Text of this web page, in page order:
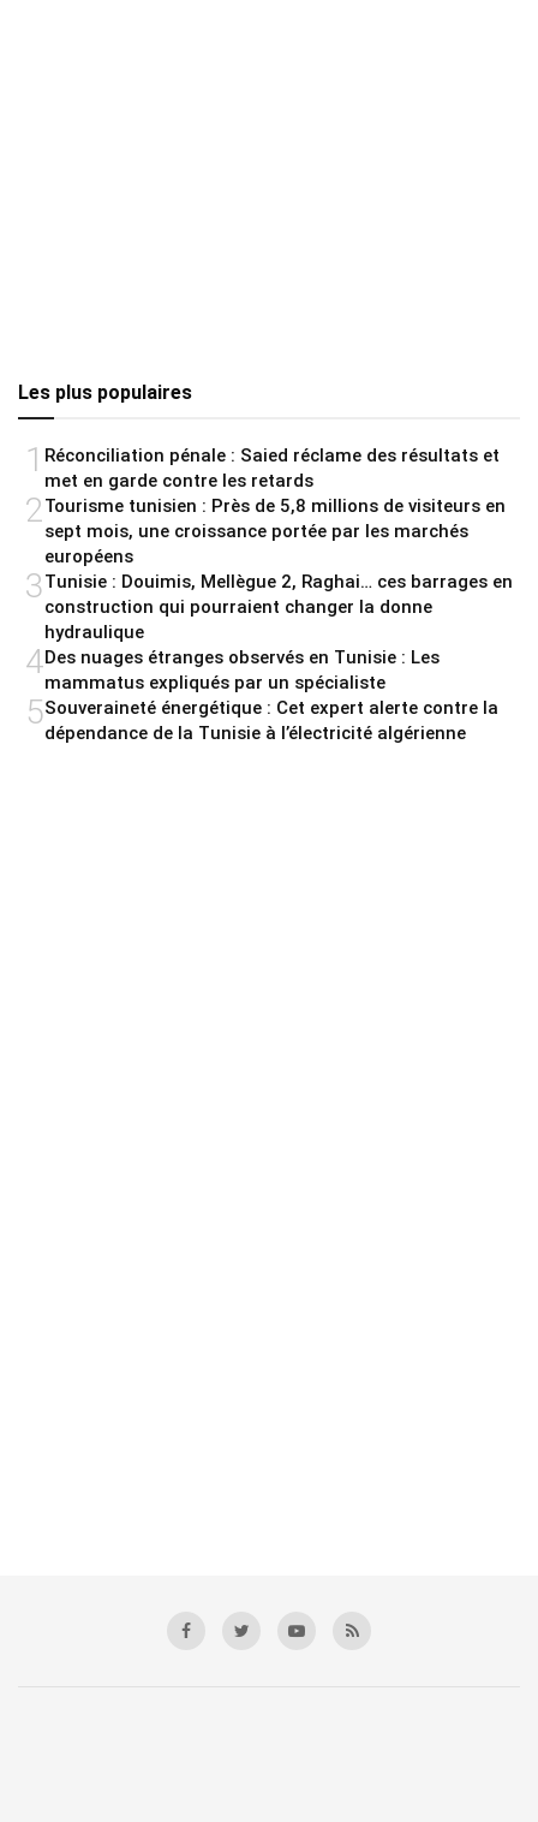
Les plus populaires
1 Réconciliation pénale : Saied réclame des résultats et
met en garde contre les retards
2Tourisme tunisien : Près de 5,8 millions de visiteurs en
sept mois, une croissance portée par les marchés
européens
3Tunisie : Douimis, Mellègue 2, Raghai… ces barrages en
construction qui pourraient changer la donne
hydraulique
4Des nuages étranges observés en Tunisie : Les
mammatus expliqués par un spécialiste
5Souveraineté énergétique : Cet expert alerte contre la
dépendance de la Tunisie à l’électricité algérienne